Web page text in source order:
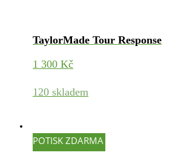
TaylorMade Tour Response
1 300 Kč
120 skladem
POTISK ZDARMA